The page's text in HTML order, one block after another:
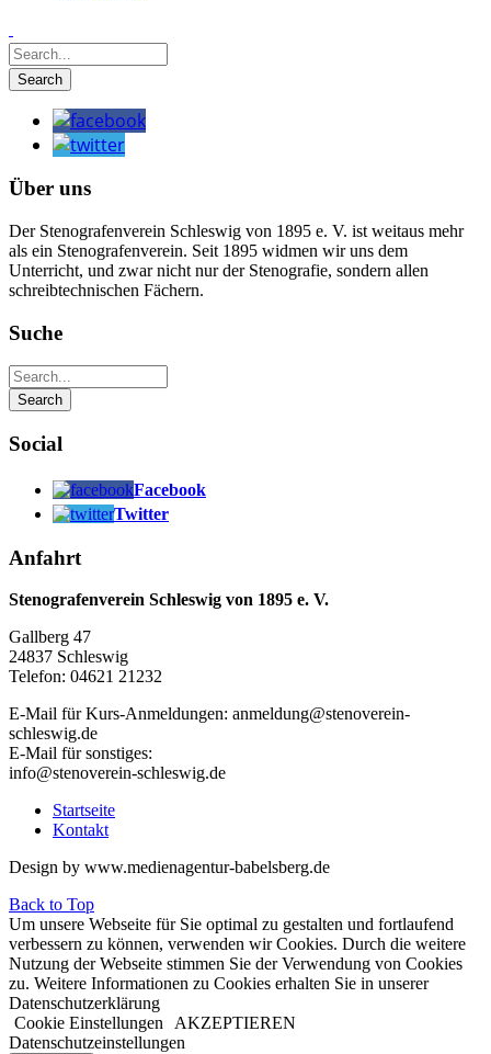
Über uns
Der Stenografenverein Schleswig von 1895 e. V. ist weitaus mehr
als ein Stenografenverein. Seit 1895 widmen wir uns dem
Unterricht, und zwar nicht nur der Stenografie, sondern allen
schreibtechnischen Fächern.
Suche
Social
Facebook
Twitter
Anfahrt
Stenografenverein Schleswig von 1895 e. V.
Gallberg 47
24837 Schleswig
Telefon: 04621 21232
E-Mail für Kurs-Anmeldungen: anmeldung@stenoverein-
schleswig.de
E-Mail für sonstiges:
info@stenoverein-schleswig.de
Startseite
Kontakt
Design by www.medienagentur-babelsberg.de
Back to Top
Um unsere Webseite für Sie optimal zu gestalten und fortlaufend
verbessern zu können, verwenden wir Cookies. Durch die weitere
Nutzung der Webseite stimmen Sie der Verwendung von Cookies
zu. Weitere Informationen zu Cookies erhalten Sie in unserer
Datenschutzerklärung
Cookie Einstellungen
AKZEPTIEREN
Datenschutzeinstellungen